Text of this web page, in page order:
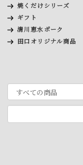
焼くだけシリーズ
ギフト
清川恵水ポーク
田口オリジナル商品